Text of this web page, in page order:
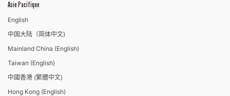
Asie Pacifique
English
中国大陆（简体中文)
Mainland China (English)
Taiwan (English)
中國香港 (繁體中文)
Hong Kong (English)